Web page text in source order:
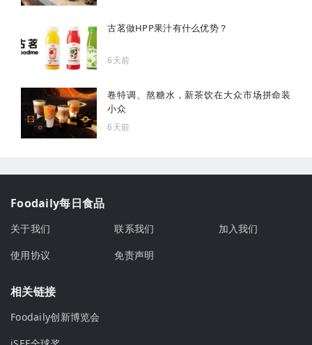
古茗做HPP果汁有什么优势？
6天前
卷特调、熬糖水，新茶饮在大众市场拼命装
小众
6天前
Foodaily每日食品
关于我们 联系我们
加入我们
使用协议
免责声明
相关链接
Foodaily创新博览会